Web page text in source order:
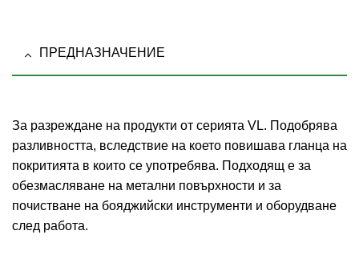
ПРЕДНАЗНАЧЕНИЕ
За разреждане на продукти от серията VL. Подобрява
разливността, вследствие на което повишава гланца на
покритията в които се употребява. Подходящ е за
обезмасляване на метални повърхности и за
почистване на бояджийски инструменти и оборудване
след работа.